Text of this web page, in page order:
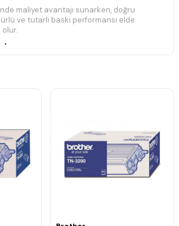
maliyet avantajı sunarken, doğru
ve tutarlı baskı performansı elde
olur.
muadil toner
Modelleri